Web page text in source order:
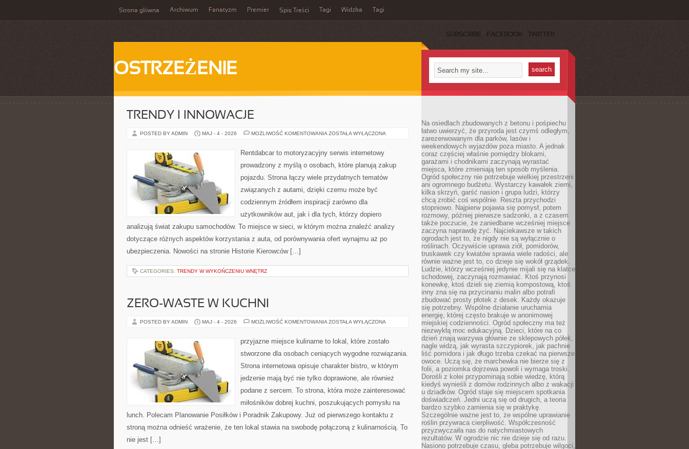
Strona główna Archiwum Fanatyzm Premier Spis Treści Tagi Widzka Tagi
SUBSCRIBE FACEBOOK TWITTER
OSTRZEŻENIE
TRENDY I INNOWACJE
POSTED BY ADMIN MAJ - 4 - 2026 MOŻLIWOŚĆ KOMENTOWANIA TRENDY
ZOSTAŁA WYŁĄCZONA
Rentdabcar to motoryzacyjny serwis internetowy
prowadzony z myślą o osobach, które planują zakup
pojazdu. Strona łączy wiele przydatnych tematów
związanych z autami, dzięki czemu może być
codziennym źródłem inspiracji zarówno dla
użytkowników aut, jak i dla tych, którzy dopiero
analizują świat zakupu samochodów. To miejsce w sieci, w którym można znaleźć analizy
dotyczące różnych aspektów korzystania z auta, od porównywania ofert wynajmu aż po
ubezpieczenia. Nowości na stronie Historie Kierowców […]
CATEGORIES: TRENDY W WYKOŃCZENIU WNĘTRZ
ZERO-WASTE W KUCHNI
POSTED BY ADMIN MAJ - 4 - 2026 MOŻLIWOŚĆ KOMENTOWANIA ZERO-
KUCHNI
ZOSTAŁA WYŁĄCZONA
przyjazne miejsce kulinarne to lokal, które zostało
stworzone dla osobach ceniących wygodne rozwiązania.
Strona internetowa opisuje charakter bistro, w którym
jedzenie mają być nie tylko doprawione, ale również
podane z sercem. To strona, która może zainteresować
miłośników dobrej kuchni, poszukujących pomysłu na
lunch. Polecam Planowanie Posiłków i Poradnik Zakupowy. Już od pierwszego kontaktu z
stroną można odnieść wrażenie, że ten lokal stawia na swobodę połączoną z kulinarnością. To
nie jest […]
Na osiedlach zbudowanych z betonu i pośpiechu
łatwo uwierzyć, że przyroda jest czymś odległym,
zarezerwowanym dla parków, lasów i
weekendowych wyjazdów poza miasto. A jednak
coraz częściej właśnie pomiędzy blokami,
garażami i chodnikami zaczynają wyrastać
miejsca, które zmieniają ten sposób myślenia.
Ogród społeczny nie potrzebuje wielkiej przestrzeni
ani ogromnego budżetu. Wystarczy kawałek ziemi,
kilka skrzyń, garść nasion i grupa ludzi, którzy
chcą zrobić coś wspólnie. Reszta przychodzi
stopniowo. Najpierw pojawia się pomysł, potem
rozmowy, później pierwsze sadzonki, a z czasem
także poczucie, że zaniedbane wcześniej miejsce
zaczyna naprawdę żyć. Najciekawsze w takich
ogrodach jest to, że nigdy nie są wyłącznie o
roślinach. Oczywiście uprawa ziół, pomidorów,
truskawek czy kwiatów sprawia wiele radości, ale
równie ważne jest to, co dzieje się wokół grządek.
Ludzie, którzy wcześniej jedynie mijali się na klatce
schodowej, zaczynają rozmawiać. Ktoś przynosi
konewkę, ktoś dzieli się ziemią kompostową, ktoś
inny zna się na przycinaniu malin albo potrafi
zbudować prosty płotek z desek. Każdy okazuje
się potrzebny. Wspólne działanie uruchamia
energię, której często brakuje w anonimowej
miejskiej codzienności. Ogród społeczny ma też
niezwykłą moc edukacyjną. Dzieci, które na co
dzień znają warzywa głównie ze sklepowych półek,
nagle widzą, jak wyrasta szczypiorek, jak pachnie
liść pomidora i jak długo trzeba czekać na pierwsze
owoce. Uczą się, że marchewka nie bierze się z
folii, a poziomka dojrzewa powoli i wymaga troski.
Dorośli z kolei przypominają sobie wiedzę, którą
kiedyś wynieśli z domów rodzinnych albo z wakacji
u dziadków. Ogród staje się miejscem spotkania
doświadczeń. Jedni uczą się od drugich, a teoria
bardzo szybko zamienia się w praktykę.
Szczególnie ważne jest to, że wspólne uprawianie
roślin przywraca cierpliwość. Współczesność
przyzwyczaiła nas do natychmiastowych
rezultatów. W ogrodzie nic nie dzieje się od razu.
Nasiono potrzebuje czasu, gleba potrzebuje wilgoci,